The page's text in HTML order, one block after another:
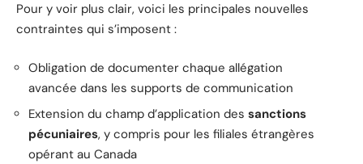
Pour y voir plus clair, voici les principales nouvelles
contraintes qui s’imposent :
Obligation de documenter chaque allégation
avancée dans les supports de communication
Extension du champ d’application des sanctions
pécuniaires, y compris pour les filiales étrangères
opérant au Canada